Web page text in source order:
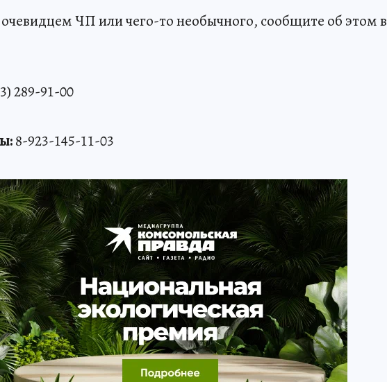
ЧП или чего-то необычного, сообщите об этом в
289-91-00
8-923-145-11-03